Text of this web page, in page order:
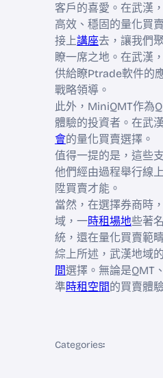
客戶的喜愛。在武漢
高效、穩固的量化買
接上講座去，讓我們
瞭一席之地。在武漢
供給瞭Ptrade軟件的
戰略領導。
此外，MiniQMT作為
體驗的投資者。在武
會的量化買賣選擇。
值得一提的是，這些
他們經由過程舉行線
陞買賣才能。
當然，在選擇券商時，
域，一時租場地些著
統，還在量化買賣範
綜上所述，武漢地域
間選擇。無論是QMT
準時租空間的買賣體
Categories: